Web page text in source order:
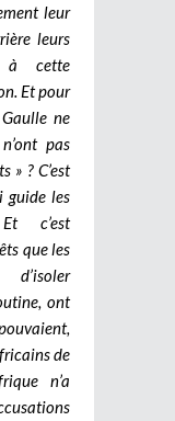
leur
leurs
à cette
Et pour
ne
pas
» ? C’est
guide les
c’est
que les
ont
de
n’a